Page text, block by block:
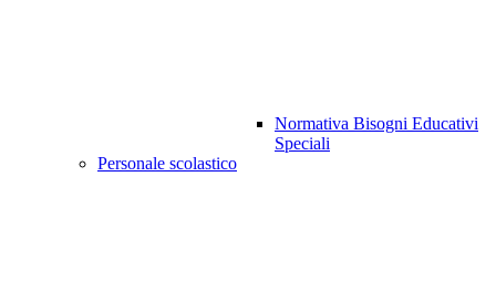
Normativa Bisogni Educativi
Speciali
Personale scolastico